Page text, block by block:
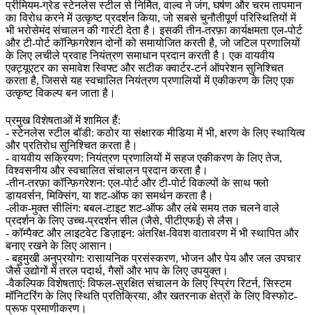
प्रीमियम-ग्रेड स्टेनलेस स्टील से निर्मित, वाल्व ने जंग, घर्षण और चरम तापमान
का विरोध करने में उत्कृष्ट प्रदर्शन किया, जो सबसे चुनौतीपूर्ण परिस्थितियों में
भी भरोसेमंद संचालन की गारंटी देता है। इसकी तीन-तरफ़ा कार्यक्षमता एल-पोर्ट
और टी-पोर्ट कॉन्फ़िगरेशन दोनों को समायोजित करती है, जो जटिल प्रणालियों
के लिए लचीले प्रवाह नियंत्रण समाधान प्रदान करती है। एक वायवीय
एक्ट्यूएटर का समावेश स्विफ्ट और सटीक क्वार्टर-टर्न ऑपरेशन सुनिश्चित
करता है, जिससे यह स्वचालित नियंत्रण प्रणालियों में एकीकरण के लिए एक
उत्कृष्ट विकल्प बन जाता है।
प्रमुख विशेषताओं में शामिल हैं:
- स्टेनलेस स्टील बॉडी: कठोर या संक्षारक मीडिया में भी, क्षरण के लिए स्थायित्व
और प्रतिरोध सुनिश्चित करता है।
- वायवीय सक्रियण: नियंत्रण प्रणालियों में सहज एकीकरण के लिए तेज,
विश्वसनीय और स्वचालित संचालन प्रदान करता है।
-तीन-तरफ़ा कॉन्फ़िगरेशन: एल-पोर्ट और टी-पोर्ट विकल्पों के साथ फ्लो
डायवर्सन, मिक्सिंग, या शट-ऑफ का समर्थन करता है।
-लीक-मुक्त सीलिंग: बबल-टाइट शट-ऑफ और लंबे समय तक चलने वाले
प्रदर्शन के लिए उच्च-प्रदर्शन सील (जैसे, पीटीएफई) से लैस।
- कॉम्पैक्ट और लाइटवेट डिज़ाइन: अंतरिक्ष-विवश वातावरण में भी स्थापित और
बनाए रखने के लिए आसान।
- बहुमुखी अनुप्रयोग: रासायनिक प्रसंस्करण, भोजन और पेय और जल उपचार
जैसे उद्योगों में तरल पदार्थ, गैसों और भाप के लिए उपयुक्त।
-वैकल्पिक विशेषताएं: विफल-सुरक्षित संचालन के लिए स्प्रिंग रिटर्न, सिस्टम
मॉनिटरिंग के लिए स्थिति प्रतिक्रिया, और खतरनाक क्षेत्रों के लिए विस्फोट-
प्रूफ प्रमाणीकरण।